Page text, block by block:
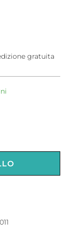
gratuita